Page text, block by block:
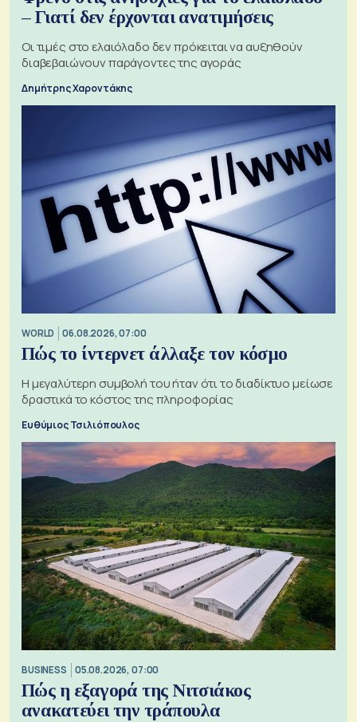
– Γιατί δεν έρχονται ανατιμήσεις
Οι τιμές στο ελαιόλαδο δεν πρόκειται να αυξηθούν
διαβεβαιώνουν παράγοντες της αγοράς
Δημήτρης Χαροντάκης
WORLD 06.08.2026, 07:00
Πώς το ίντερνετ άλλαξε τον κόσμο
Η μεγαλύτερη συμβολή του ήταν ότι το διαδίκτυο μείωσε
δραστικά το κόστος της πληροφορίας
Ευθύμιος Τσιλιόπουλος
BUSINESS 05.08.2026, 07:00
Πώς η εξαγορά της Νιτσιάκος
ανακατεύει την τράπουλα